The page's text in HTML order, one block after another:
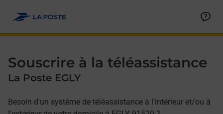
Souscrire à la téléassistance
La Poste EGLY
Besoin d'un système de téléassistance à l'intérieur et/ou à